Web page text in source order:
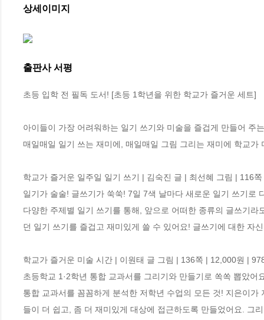
상세이미지
출판사 서평
초등 입학 전 필독 도서! [초등 1학년을 위한 학교가 즐거운 세트]
아이들이 가장 어려워하는 일기 쓰기와 미술을 즐겁게 만들어 주
매일매일 일기 쓰는 재미에, 매일매일 그림 그리는 재미에 학교가
학교가 즐거운 일주일 일기 쓰기 | 김숙진 글 | 최선혜 그림 | 116
일기가 술술! 글쓰기가 쑥쑥! 7일 7색 날마다 새로운 일기 쓰기로
다양한 주제별 일기 쓰기를 통해, 앞으로 어떠한 종류의 글쓰기
던 일기 쓰기를 즐겁고 재미있게 쓸 수 있어요! 글쓰기에 대한 자
학교가 즐거운 미술 시간 | 이원태 글 그림 | 136쪽 | 12,000원 |
초등학교 1·2학년 통합 교과서를 그리기와 만들기로 쏙쏙 뽑았어
통합 교과서를 꼼꼼하게 분석한 저학년 수업의 모든 것! 지은이
들이 더 쉽고, 좀 더 재미있게 대상에 접근하도록 만들었어요. 그